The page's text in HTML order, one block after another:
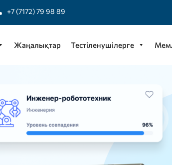
+7 (7172) 79 98 89
Жаңалықтар Тестіленушілерге